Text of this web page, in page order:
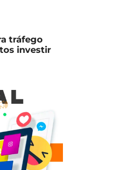
tráfego
investir